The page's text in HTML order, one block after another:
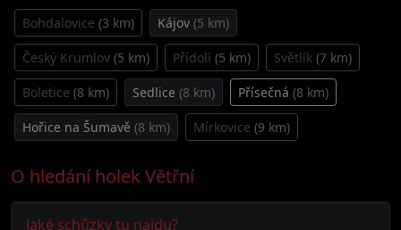
Bohdalovice (3 km) Kájov (5 km)
Český Krumlov (5 km) Přídolí (5 km) Světlík (7 km)
Boletice (8 km) Sedlice (8 km) Přísečná (8 km)
Hořice na Šumavě (8 km) Mírkovice (9 km)
O hledání holek Větřní
Jaké schůzky tu najdu?